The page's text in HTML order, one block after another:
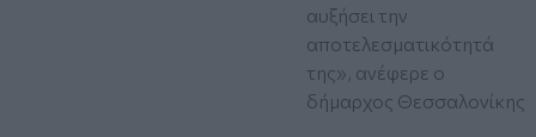
αυξήσει την
αποτελεσματικότητά
της», ανέφερε ο
δήμαρχος Θεσσαλονίκης